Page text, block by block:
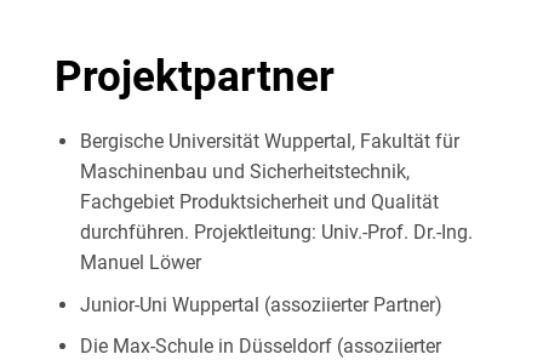
Projektpartner
Bergische Universität Wuppertal, Fakultät für
Maschinenbau und Sicherheitstechnik,
Fachgebiet Produktsicherheit und Qualität
durchführen. Projektleitung: Univ.-Prof. Dr.-Ing.
Manuel Löwer
Junior-Uni Wuppertal (assoziierter Partner)
Die Max-Schule in Düsseldorf (assoziierter